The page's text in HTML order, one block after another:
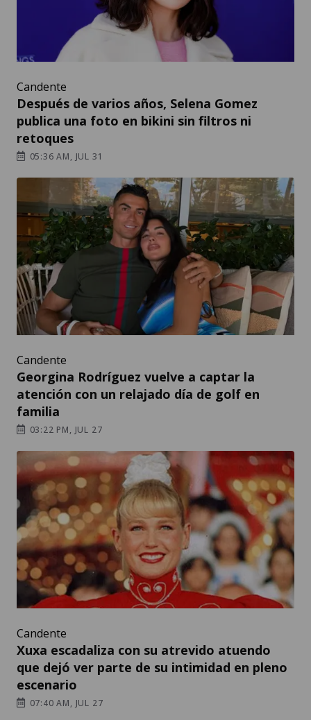
Candente
Después de varios años, Selena Gomez
publica una foto en bikini sin filtros ni
retoques
05:36 AM, JUL 31
Candente
Georgina Rodríguez vuelve a captar la
atención con un relajado día de golf en
familia
03:22 PM, JUL 27
Candente
Xuxa escadaliza con su atrevido atuendo
que dejó ver parte de su intimidad en pleno
escenario
07:40 AM, JUL 27